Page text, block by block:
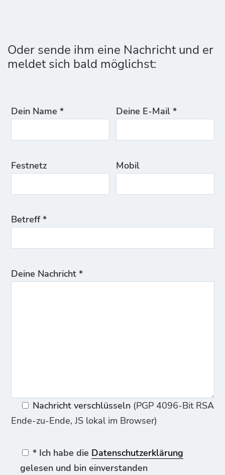
Oder sende ihm eine Nachricht und er
meldet sich bald möglichst:
Dein Name * Deine E-Mail *
Festnetz Mobil
Betreff *
Deine Nachricht *
Nachricht verschlüsseln(PGP 4096-Bit RSA
Ende-zu-Ende, JS lokal im Browser)
* Ich habe die Datenschutzerklärung
gelesen und bin einverstanden